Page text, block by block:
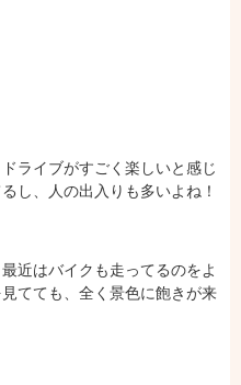
ライブがすごく楽しいと感じ
し、人の出入りも多いよね！
近はバイクも走ってるのをよ
てても、全く景色に飽きが来